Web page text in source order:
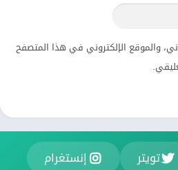
والموقع الإلكتروني في هذا المتصفح
تويتر
إنستغرام